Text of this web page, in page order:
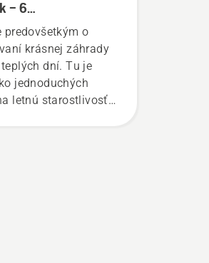
– 6
rád
predovšetkým o
krásnej záhrady
dní. Tu je
jednoduchých
letnú starostlivosť